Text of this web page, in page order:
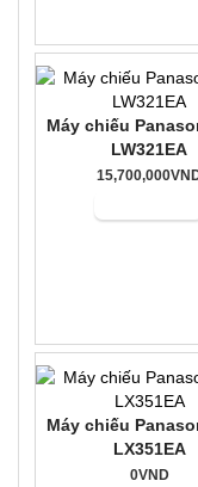
Máy chiếu
LW321EA
Máy chiếu
LX351EA
0VND